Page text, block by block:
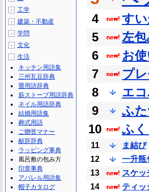
4
す
5
左包
6
お
7
プ
8
エ
9
ふ
10
ふ
11
ま結び
12
一升瓶
13
スケッ
14
ティッ
＋ 工学
＋ 建築・不動産
＋ 学問
＋ 文化
－
生活
キッチン用語集
三州瓦豆辞典
畳用語辞典
薪ストーブ用語辞典
ネイル用語辞典
結婚用語集
葬式用語
ご贈答マナー
献辞辞典
ラッピング事典
風呂敷の包み方
印章事典
アパレル用語集
帽子カタログ